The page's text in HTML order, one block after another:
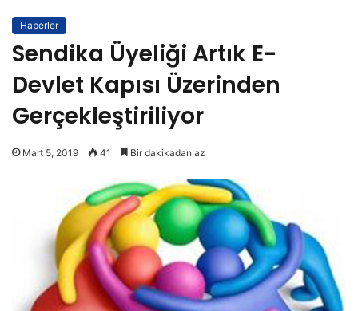
Haberler
Sendika Üyeliği Artık E-
Devlet Kapısı Üzerinden
Gerçekleştiriliyor
Mart 5, 2019 41 Bir dakikadan az